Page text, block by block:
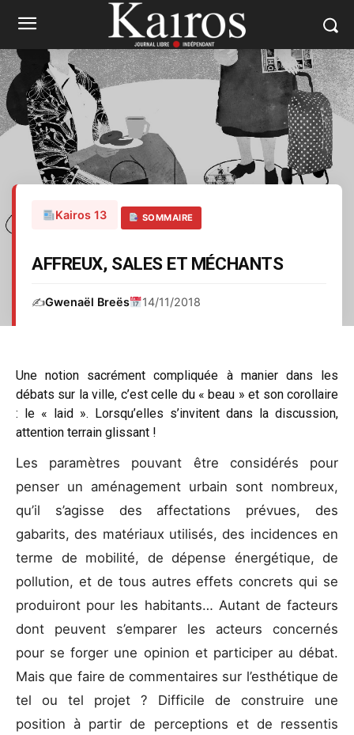
Kairos 13 SOMMAIRE
AFFREUX, SALES ET MÉCHANTS
✍️Gwenaël Breës 14/11/2018
Une notion sacrément compliquée à manier dans les
débats sur la ville, c’est celle du « beau » et son corollaire
: le « laid ». Lorsqu’elles s’invitent dans la discussion,
attention terrain glissant !
Les paramètres pouvant être considérés pour
penser un aménagement urbain sont nombreux,
qu’il s’agisse des affectations prévues, des
gabarits, des matériaux utilisés, des incidences en
terme de mobilité, de dépense énergétique, de
pollution, et de tous autres effets concrets qui se
produiront pour les habitants… Autant de facteurs
dont peuvent s’emparer les acteurs concernés
pour se forger une opinion et participer au débat.
Mais que faire de commentaires sur l’esthétique de
tel ou tel projet ? Difficile de construire une
position à partir de perceptions et de ressentis